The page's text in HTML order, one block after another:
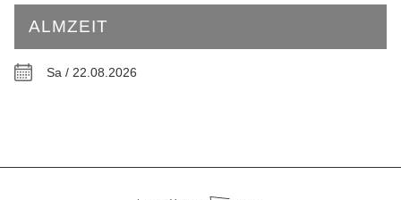
ALMZEIT
Sa / 22.08.2026